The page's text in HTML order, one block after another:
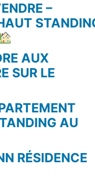
–
AUX
SUR LE
AU
RÉSIDENCE